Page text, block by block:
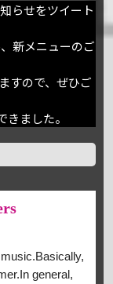
らせをツイート
新メニューのご
すので、ぜひご
きました。
general,